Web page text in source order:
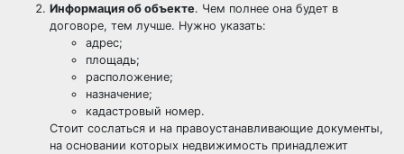
Информация об объекте. Чем полнее она будет в
договоре, тем лучше. Нужно указать:
адрес;
площадь;
расположение;
назначение;
кадастровый номер.
Стоит сослаться и на правоустанавливающие документы,
на основании которых недвижимость принадлежит